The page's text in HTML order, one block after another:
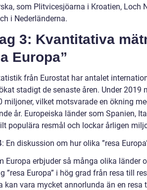
som Plitvicesjöarna i Kroatien, Loch
i Nederländerna.
3: Kvantitativa
Europa”
från Eurostat har antalet
stadigt de senaste åren. Under
miljoner, vilket motsvarade en ökning
år. Europeiska länder som Spanien,
populära resmål och lockar årligen
En diskussion om hur olika ”resa
Europa erbjuder så många olika länder
”resa Europa” i hög grad från resa till
kan vara mycket annorlunda än en resa